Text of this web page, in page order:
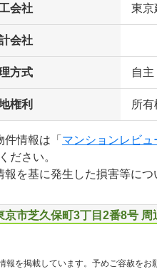
会社 東京
会社
方式 自主
権利 所有
件情報は「 マンションレビュ
ださい。
報を基に発生した損害等に
京市芝久保町3丁目2番8号 周
報を掲載しています。予めご容赦をお